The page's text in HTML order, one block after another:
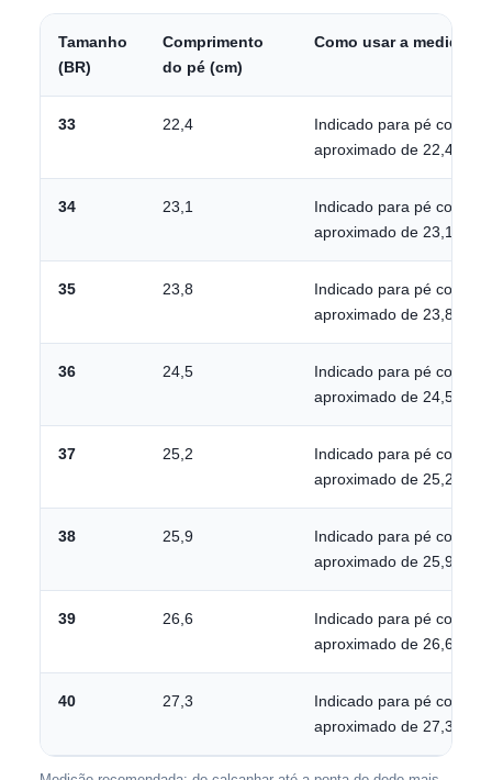
Tamanho
(BR)
Comprimento
do pé (cm)
Como usar a medida
33 22,4
Indicado para pé com
aproximado de 22,4 cm.
34 23,1
Indicado para pé com
aproximado de 23,1 cm.
35 23,8
Indicado para pé com
aproximado de 23,8 cm.
36 24,5
Indicado para pé com
aproximado de 24,5 cm.
37 25,2
Indicado para pé com
aproximado de 25,2 cm.
38 25,9
Indicado para pé com
aproximado de 25,9 cm.
39 26,6
Indicado para pé com
aproximado de 26,6 cm.
40 27,3
Indicado para pé com
aproximado de 27,3 cm.